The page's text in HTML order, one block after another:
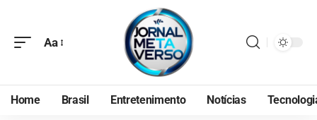
Aa
Home Brasil Entretenimento Notícias